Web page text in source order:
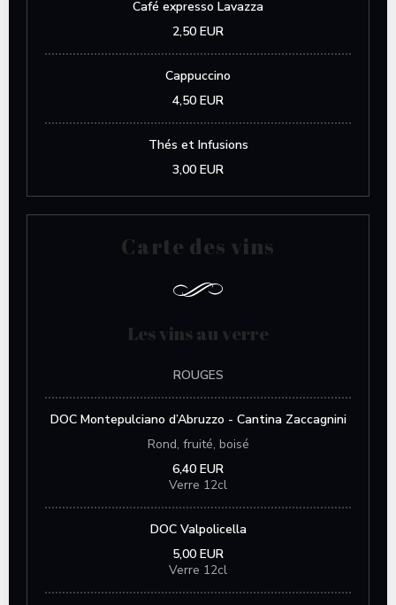
Café expresso Lavazza
2,50 EUR
Cappuccino
4,50 EUR
Thés et Infusions
3,00 EUR
Carte des vins
Les vins au verre
ROUGES
DOC Montepulciano d’Abruzzo - Cantina Zaccagnini
Rond, fruité, boisé
6,40 EUR
Verre 12cl
DOC Valpolicella
5,00 EUR
Verre 12cl